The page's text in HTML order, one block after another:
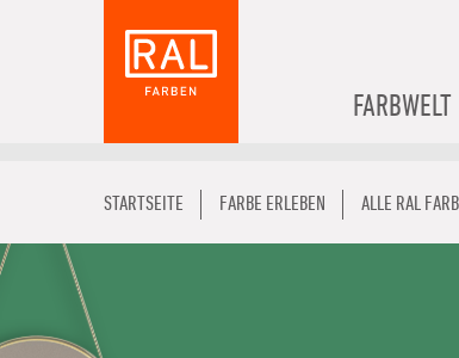
FARBWELT
STARTSEITE FARBE ERLEBEN ALLE RAL